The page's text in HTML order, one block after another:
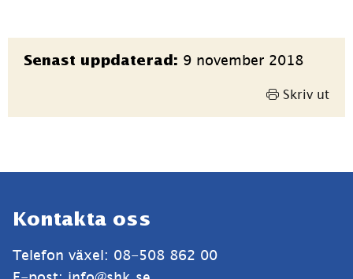
Sidinformation
Senast uppdaterad: 9 november 2018
Skriv ut
Kontakta oss
Telefon växel: 08-508 862 00